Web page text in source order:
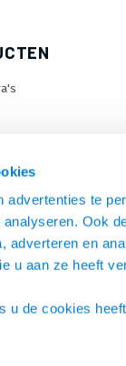
advertenties te
Ook
adverteren en
u aan ze heeft
u de cookies